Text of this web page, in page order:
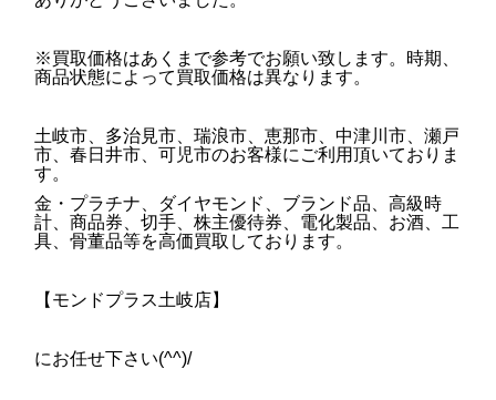
※買取価格はあくまで参考でお願い致します。時期、
商品状態によって買取価格は異なります。
土岐市、多治見市、瑞浪市、恵那市、中津川市、瀬戸
市、春日井市、可児市のお客様にご利用頂いておりま
す。
金・プラチナ、ダイヤモンド、ブランド品、高級時
計、商品券、切手、株主優待券、電化製品、お酒、工
具、骨董品等を高価買取しております。
【モンドプラス土岐店】
にお任せ下さい(^^)/